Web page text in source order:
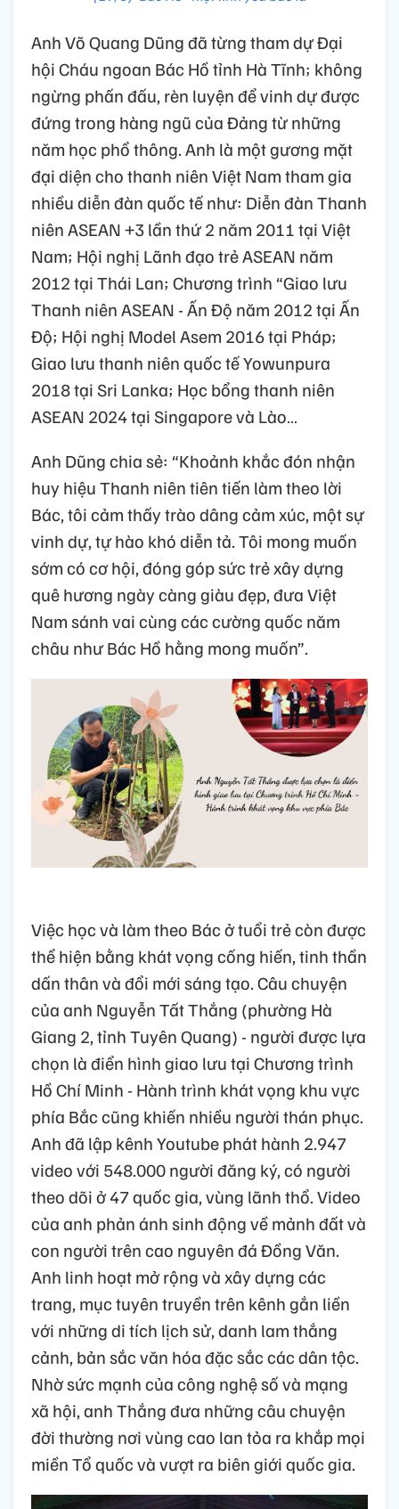
Anh Võ Quang Dũng đã từng tham dự Đại
hội Cháu ngoan Bác Hồ tỉnh Hà Tĩnh; không
ngừng phấn đấu, rèn luyện để vinh dự được
đứng trong hàng ngũ của Đảng từ những
năm học phổ thông. Anh là một gương mặt
đại diện cho thanh niên Việt Nam tham gia
nhiều diễn đàn quốc tế như: Diễn đàn Thanh
niên ASEAN +3 lần thứ 2 năm 2011 tại Việt
Nam; Hội nghị Lãnh đạo trẻ ASEAN năm
2012 tại Thái Lan; Chương trình “Giao lưu
Thanh niên ASEAN - Ấn Độ năm 2012 tại Ấn
Độ; Hội nghị Model Asem 2016 tại Pháp;
Giao lưu thanh niên quốc tế Yowunpura
2018 tại Sri Lanka; Học bổng thanh niên
ASEAN 2024 tại Singapore và Lào…
Anh Dũng chia sẻ: “Khoảnh khắc đón nhận
huy hiệu Thanh niên tiên tiến làm theo lời
Bác, tôi cảm thấy trào dâng cảm xúc, một sự
vinh dự, tự hào khó diễn tả. Tôi mong muốn
sớm có cơ hội, đóng góp sức trẻ xây dựng
quê hương ngày càng giàu đẹp, đưa Việt
Nam sánh vai cùng các cường quốc năm
châu như Bác Hồ hằng mong muốn”.
Việc học và làm theo Bác ở tuổi trẻ còn được
thể hiện bằng khát vọng cống hiến, tinh thần
dấn thân và đổi mới sáng tạo. Câu chuyện
của anh Nguyễn Tất Thắng (phường Hà
Giang 2, tỉnh Tuyên Quang) - người được lựa
chọn là điển hình giao lưu tại Chương trình
Hồ Chí Minh - Hành trình khát vọng khu vực
phía Bắc cũng khiến nhiều người thán phục.
Anh đã lập kênh Youtube phát hành 2.947
video với 548.000 người đăng ký, có người
theo dõi ở 47 quốc gia, vùng lãnh thổ. Video
của anh phản ánh sinh động về mảnh đất và
con người trên cao nguyên đá Đồng Văn.
Anh linh hoạt mở rộng và xây dựng các
trang, mục tuyên truyền trên kênh gắn liền
với những di tích lịch sử, danh lam thắng
cảnh, bản sắc văn hóa đặc sắc các dân tộc.
Nhờ sức mạnh của công nghệ số và mạng
xã hội, anh Thắng đưa những câu chuyện
đời thường nơi vùng cao lan tỏa ra khắp mọi
miền Tổ quốc và vượt ra biên giới quốc gia.